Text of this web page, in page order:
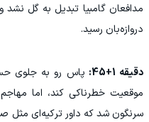
مدافعان گامبیا تبدیل به گل
دروازه‌بان رسید.
دقیقه 1+45:
پاس رو به جلوی
موقعیت خطرناکی کند، اما
سرنگون شد که داور ترکیه‌ای